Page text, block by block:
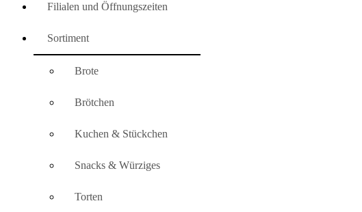
Filialen und Öffnungszeiten
Sortiment
Brote
Brötchen
Kuchen & Stückchen
Snacks & Würziges
Torten